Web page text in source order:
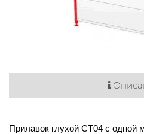
Прилавок глухой СТ04 с одной